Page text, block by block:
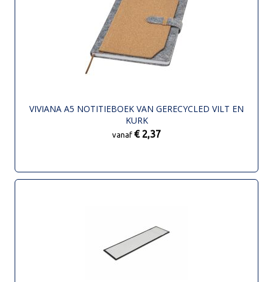
VIVIANA A5 NOTITIEBOEK VAN GERECYCLED VILT EN
KURK
vanaf € 2,37